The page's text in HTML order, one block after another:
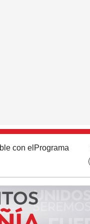
con el Programa